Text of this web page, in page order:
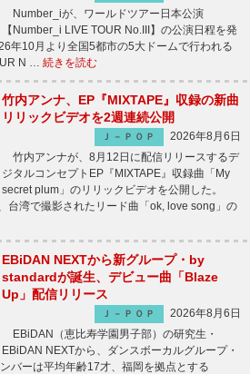
Number_iが、ワールドツアー日本公演
【Number_i LIVE TOUR No.III】の公演日程を発
10月より全国5都市の5大ドームで行われる
N … 続きを読む
竹内アンナ、EP『MIXTAPE』収録の新曲
リリックビデオを2週連続公開
Ｊ－ＰＯＰ
2026年8月6日
竹内アンナが、8月12日に配信リリースするデ
ジタルコンセプトEP『MIXTAPE』収録曲「My
secret plum」のリリックビデオを公開した。
台湾で撮影されたリード曲「ok, love song」の
EBiDAN NEXTから新グループ・by
standardが誕生、デビュー曲「Blaze
Up」配信リリース
Ｊ－ＰＯＰ
2026年8月6日
EBiDAN（恵比寿学園男子部）の研究生・
EBiDAN NEXTから、ダンスボーカルグループ・
ーは平均年齢17才、福岡を拠点とする